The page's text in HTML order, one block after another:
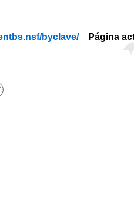
byclave/Página